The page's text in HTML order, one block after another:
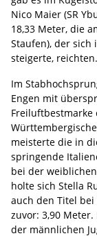
Nico Maier (SR
18,33 Meter, die
Staufen), der sich
steigerte, reichten.
Im
Engen mit
meisterte die in
springende
bei der
holte sich Stella
auch den Titel bei
zuvor: 3,90
der männlichen